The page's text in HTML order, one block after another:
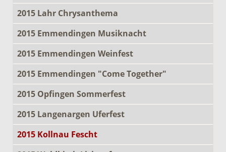
2015 Lahr Chrysanthema
2015 Emmendingen Musiknacht
2015 Emmendingen Weinfest
2015 Emmendingen "Come Together"
2015 Opfingen Sommerfest
2015 Langenargen Uferfest
2015 Kollnau Fescht